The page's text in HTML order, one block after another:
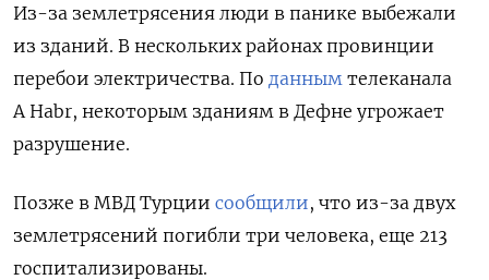
Из-за землетрясения люди в панике выбежали
из зданий. В нескольких районах провинции
перебои электричества. По данным телеканала
A Habr, некоторым зданиям в Дефне угрожает
разрушение.
Позже в МВД Турции сообщили, что из-за двух
землетрясений погибли три человека, еще 213
госпитализированы.